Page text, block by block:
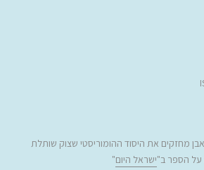
מחזקים את היסוד ההומוריסטי שצוק שותלת
הספר ב"ישראל היום"